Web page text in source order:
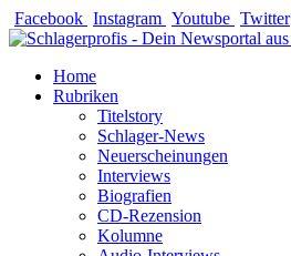
Zum
Inhalt
Facebook Instagram Youtube Twitter
Home
Rubriken
Titelstory
Schlager-News
Neuerscheinungen
Interviews
Biografien
CD-Rezension
Kolumne